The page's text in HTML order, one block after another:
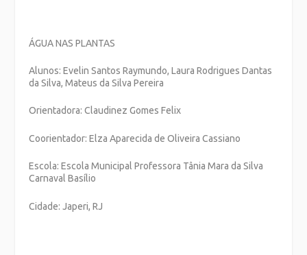
ÁGUA NAS PLANTAS
Alunos: Evelin Santos Raymundo, Laura Rodrigues Dantas
da Silva, Mateus da Silva Pereira
Orientadora: Claudinez Gomes Felix
Coorientador: Elza Aparecida de Oliveira Cassiano
Escola: Escola Municipal Professora Tânia Mara da Silva
Carnaval Basílio
Cidade: Japeri, RJ